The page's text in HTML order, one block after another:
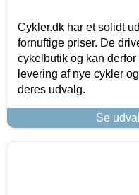
Cykler.dk har et solidt
fornuftige priser. De
cykelbutik og kan
levering af nye cykler
deres udvalg.
Se